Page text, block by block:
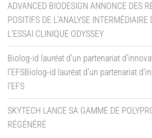
ADVANCED BIODESIGN ANNONCE DES
POSITIFS DE L’ANALYSE
L’ESSAI CLINIQUE ODYSSEY
Biolog-id lauréat d’un partenariat
l’EFSBiolog-id lauréat d’un partenariat
l’EFS
SKYTECH LANCE SA GAMME DE
RÉGÉNÉRÉ